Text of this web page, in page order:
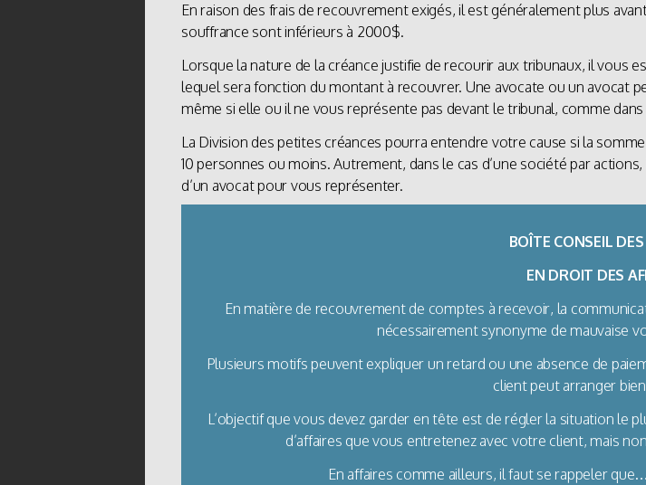
En raison des frais de recouvrement exigés, il est généralement plus
souffrance sont inférieurs à 2000$.
Lorsque la nature de la créance justifie de recourir aux tribunaux, il vous
lequel sera fonction du montant à recouvrer. Une avocate ou un avocat
même si elle ou il ne vous représente pas devant le tribunal, comme
La Division des petites créances pourra entendre votre cause si la
10 personnes ou moins. Autrement, dans le cas d’une société par
d’un avocat pour vous représenter.
BOÎTE CONSEIL
EN DROIT DES
En matière de recouvrement de comptes à recevoir, la
nécessairement synonyme de mauvaise
Plusieurs motifs peuvent expliquer un retard ou une absence de
client peut arranger
L’objectif que vous devez garder en tête est de régler la situation le
d’affaires que vous entretenez avec votre client, mais
En affaires comme ailleurs, il faut se rappeler